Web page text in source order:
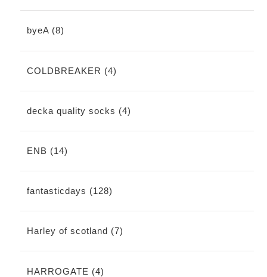
byeA (8)
COLDBREAKER (4)
decka quality socks (4)
ENB (14)
fantasticdays (128)
Harley of scotland (7)
HARROGATE (4)